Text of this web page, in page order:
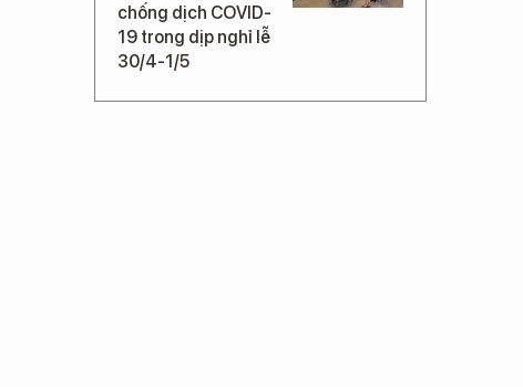
chống dịch COVID-
19 trong dịp nghỉ lễ
30/4-1/5